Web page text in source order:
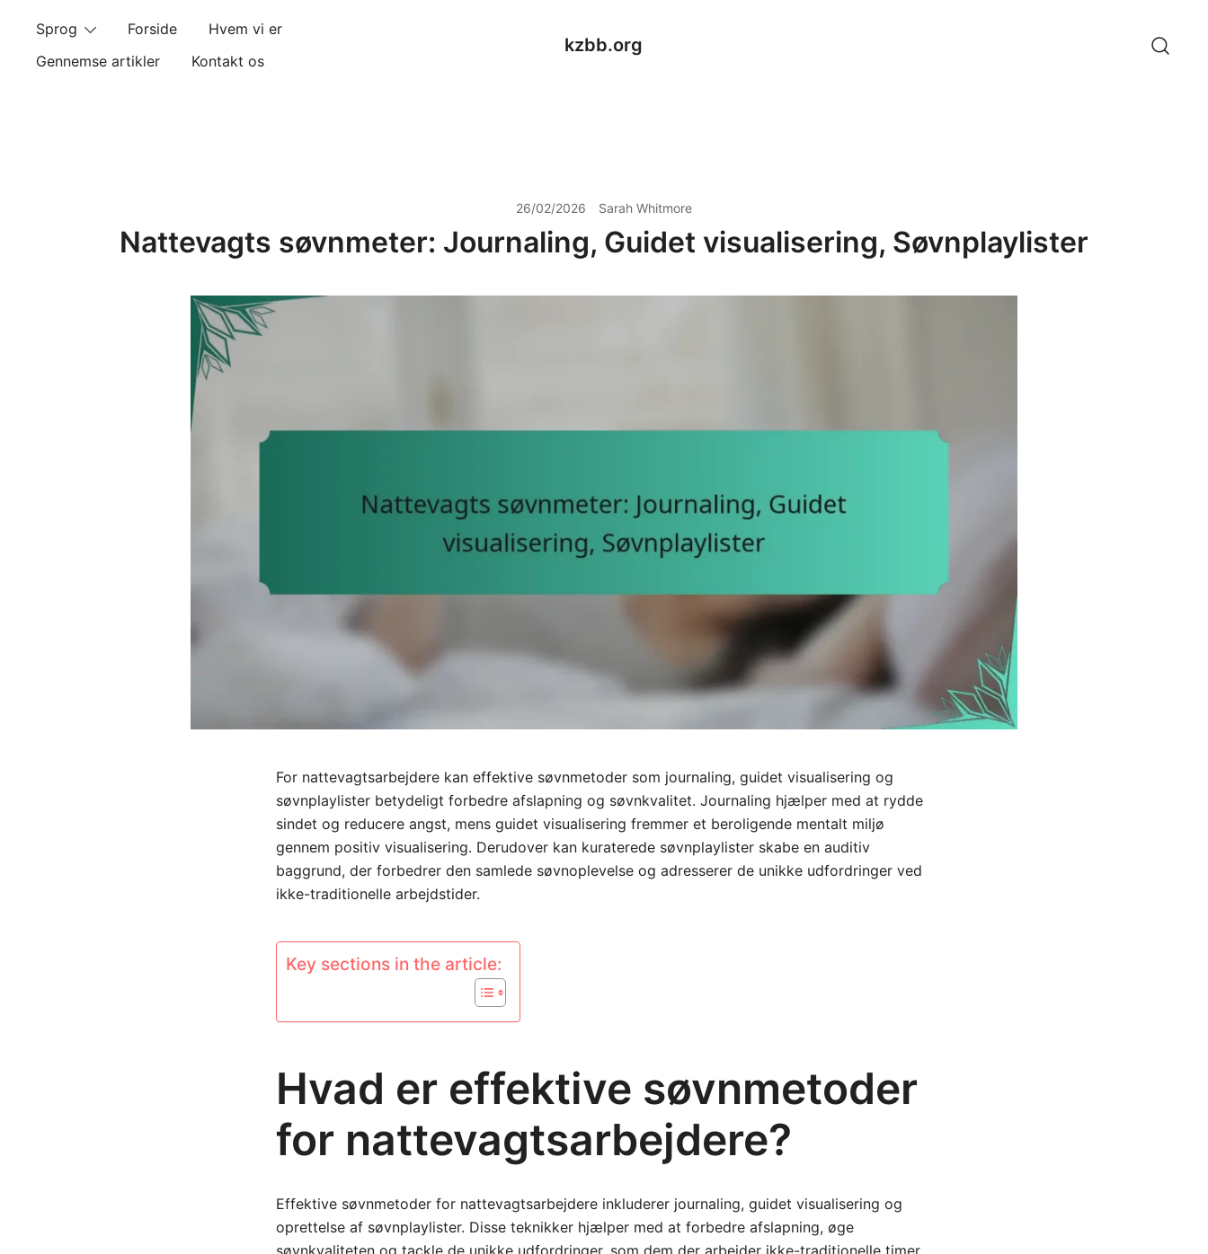
content
Sprog Forside
Hvem vi er
Gennemse artikler
Kontakt os
kzbb.org
26/02/2026 Sarah Whitmore
Nattevagts søvnmeter: Journaling, Guidet visualisering, Søvnplaylister
For nattevagtsarbejdere kan effektive søvnmetoder som journaling, guidet visualisering og
søvnplaylister betydeligt forbedre afslapning og søvnkvalitet. Journaling hjælper med at rydde
sindet og reducere angst, mens guidet visualisering fremmer et beroligende mentalt miljø
gennem positiv visualisering. Derudover kan kuraterede søvnplaylister skabe en auditiv
baggrund, der forbedrer den samlede søvnoplevelse og adresserer de unikke udfordringer ved
ikke-traditionelle arbejdstider.
Key sections in the article:
Hvad er effektive søvnmetoder
for nattevagtsarbejdere?
Effektive søvnmetoder for nattevagtsarbejdere inkluderer journaling, guidet visualisering og
oprettelse af søvnplaylister. Disse teknikker hjælper med at forbedre afslapning, øge